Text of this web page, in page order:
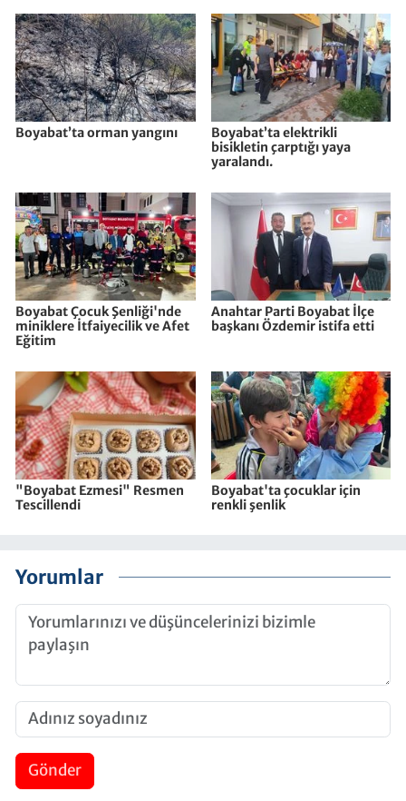
Boyabat’ta orman yangını
Boyabat’ta elektrikli
bisikletin çarptığı yaya
yaralandı.
Boyabat Çocuk Şenliği'nde
miniklere İtfaiyecilik ve Afet
Eğitim
Anahtar Parti Boyabat İlçe
başkanı Özdemir istifa etti
"Boyabat Ezmesi" Resmen
Tescillendi
Boyabat'ta çocuklar için
renkli şenlik
Yorumlar
Gönder